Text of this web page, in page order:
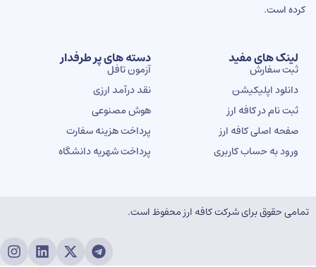
است.
های مفید
سفارش
اپلیکیشن
نام در کافه ارز
اصلی کافه ارز
به حساب کاربری
دسته های پر طرفدار
آزمون تافل
نقد درآمد ارزی
هوش مصنوعی
پرداخت هزینه سفارت
پرداخت شهریه دانشگاه
حقوق برای شرکت کافه ارز محفوظ است.